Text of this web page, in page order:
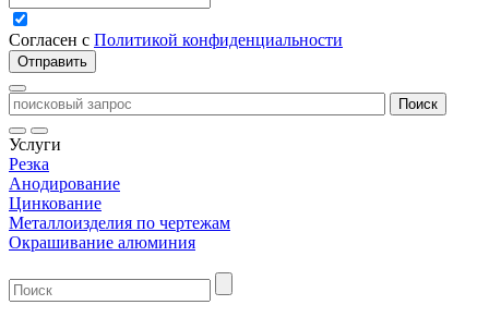
Согласен с Политикой конфиденциальности
Услуги
Резка
Анодирование
Цинкование
Металлоизделия по чертежам
Окрашивание алюминия